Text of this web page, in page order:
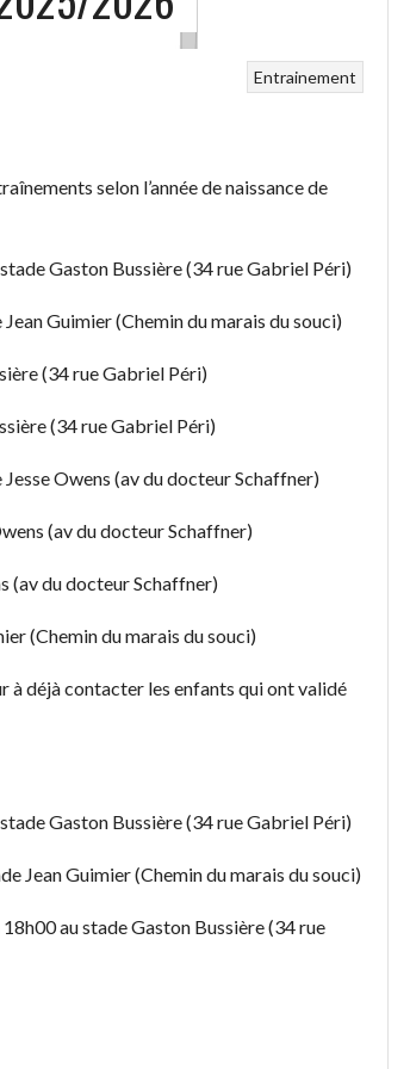
Entrainement
selon l’année de naissance de
Gaston Bussière (34 rue Gabriel Péri)
Guimier (Chemin du marais du souci)
(34 rue Gabriel Péri)
(34 rue Gabriel Péri)
Owens (av du docteur Schaffner)
(av du docteur Schaffner)
(av du docteur Schaffner)
(Chemin du marais du souci)
déjà contacter les enfants qui ont validé
Gaston Bussière (34 rue Gabriel Péri)
Jean Guimier (Chemin du marais du souci)
au stade Gaston Bussière (34 rue